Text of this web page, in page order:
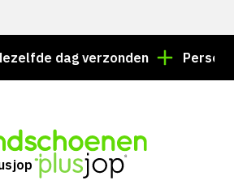
dag verzonden